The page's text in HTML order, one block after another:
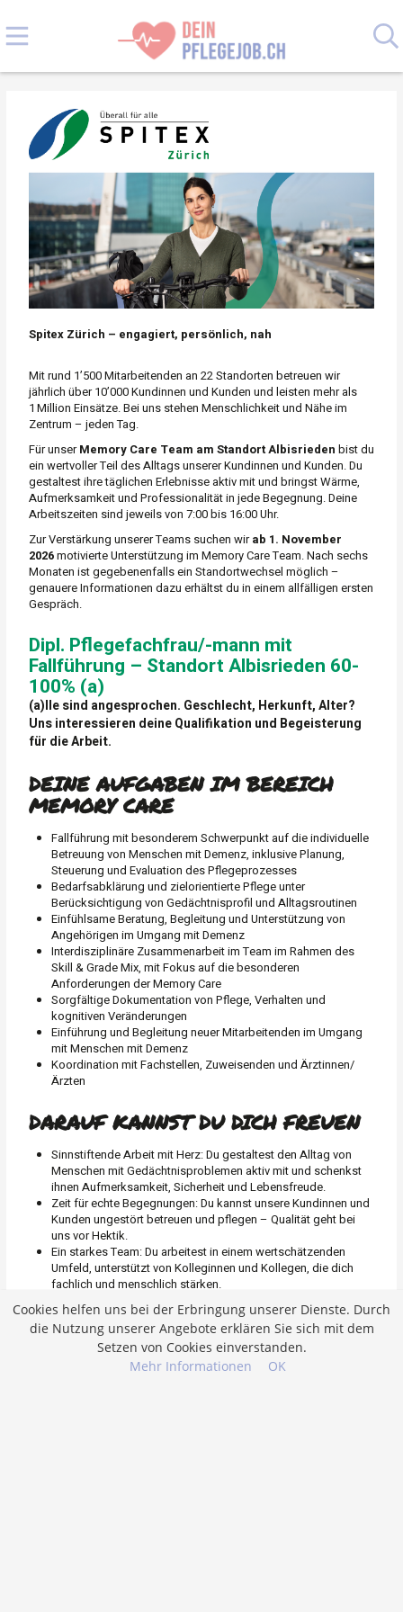
Jetzt Bewerben
Job merken
Cookies helfen uns bei der Erbringung unserer Dienste. Durch
die Nutzung unserer Angebote erklären Sie sich mit dem
Setzen von Cookies einverstanden.
Mehr Informationen
OK